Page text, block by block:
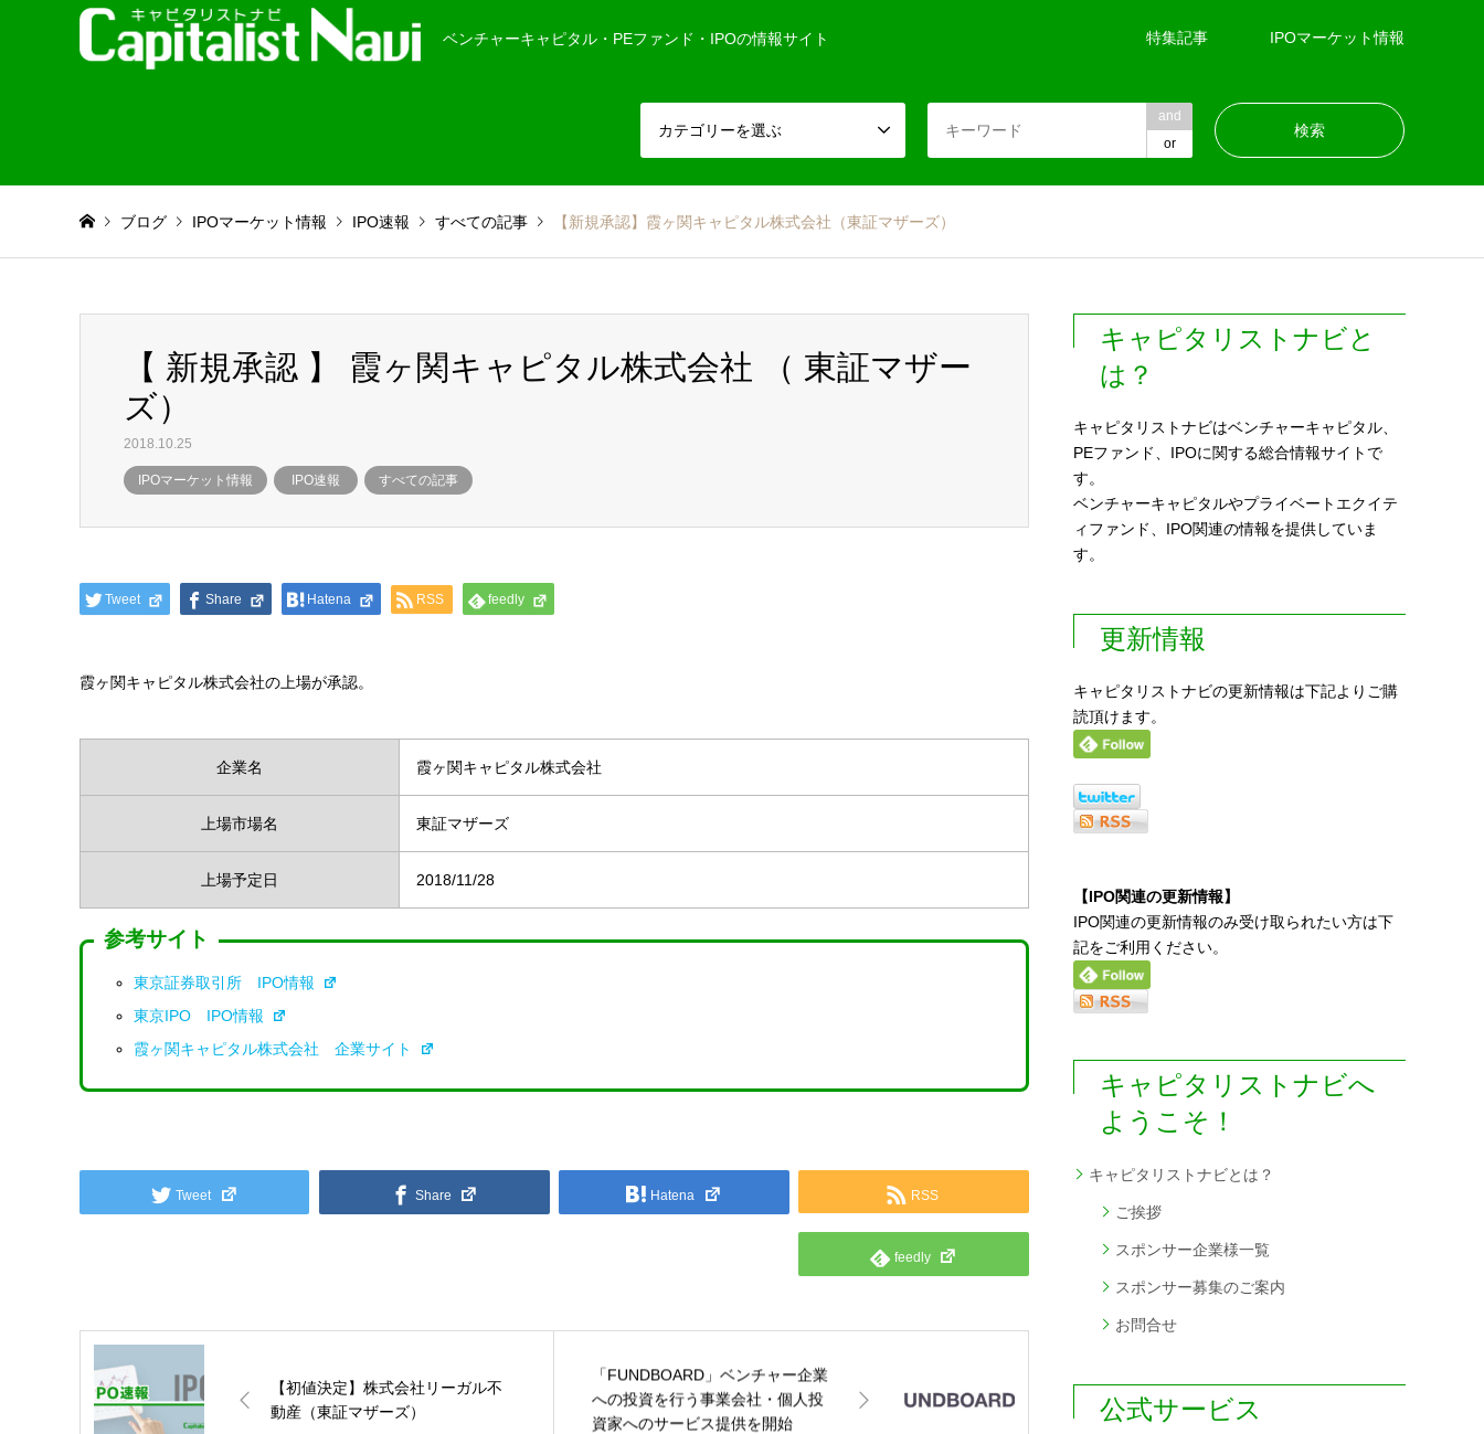
ベンチャーキャピタル・PEファンド・IPOの情報サイト 特集記事 IPOマーケット情報
カテゴリーを選ぶ
and
or
ブログ IPOマーケット情報 IPO速報 すべての記事 【新規承認】霞ヶ関キャピタル株式会社（東証マザーズ）
【 新規承認 】 霞ヶ関キャピタル株式会社 （ 東証マザー
ズ）
2018.10.25
IPOマーケット情報 IPO速報 すべての記事
Tweet Share Hatena RSS feedly
霞ヶ関キャピタル株式会社の上場が承認。
企業名 霞ヶ関キャピタル株式会社
上場市場名 東証マザーズ
上場予定日 2018/11/28
参考サイト
東京証券取引所 IPO情報
東京IPO IPO情報
霞ヶ関キャピタル株式会社 企業サイト
Tweet Share Hatena RSS
feedly
【初値決定】株式会社リーガル不
動産（東証マザーズ）
「FUNDBOARD」ベンチャー企業
への投資を行う事業会社・個人投
資家へのサービス提供を開始
キャピタリストナビと
は？
キャピタリストナビはベンチャーキャピタル、
PEファンド、IPOに関する総合情報サイトで
す。
ベンチャーキャピタルやプライベートエクイテ
ィファンド、IPO関連の情報を提供していま
す。
更新情報
キャピタリストナビの更新情報は下記よりご購
読頂けます。
【IPO関連の更新情報】
IPO関連の更新情報のみ受け取られたい方は下
記をご利用ください。
キャピタリストナビへ
ようこそ！
キャピタリストナビとは？
ご挨拶
スポンサー企業様一覧
スポンサー募集のご案内
お問合せ
公式サービス